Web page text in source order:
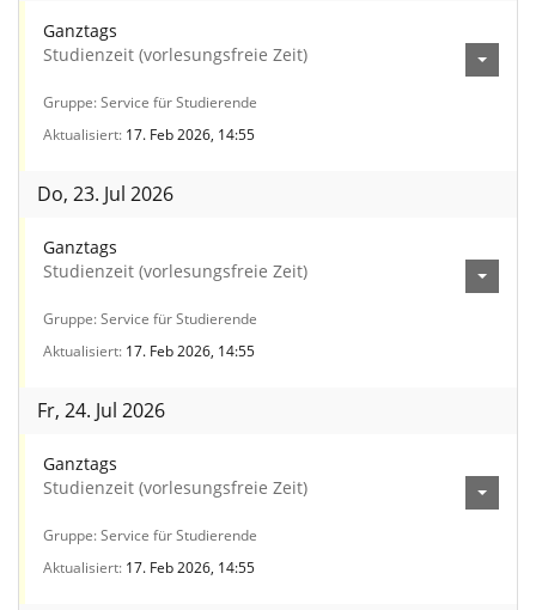
Ganztags
Studienzeit (vorlesungsfreie Zeit)
Gruppe Service für Studierende
Aktualisiert 17. Feb 2026, 14:55
Do, 23. Jul 2026
Ganztags
Studienzeit (vorlesungsfreie Zeit)
Gruppe Service für Studierende
Aktualisiert 17. Feb 2026, 14:55
Fr, 24. Jul 2026
Ganztags
Studienzeit (vorlesungsfreie Zeit)
Gruppe Service für Studierende
Aktualisiert 17. Feb 2026, 14:55